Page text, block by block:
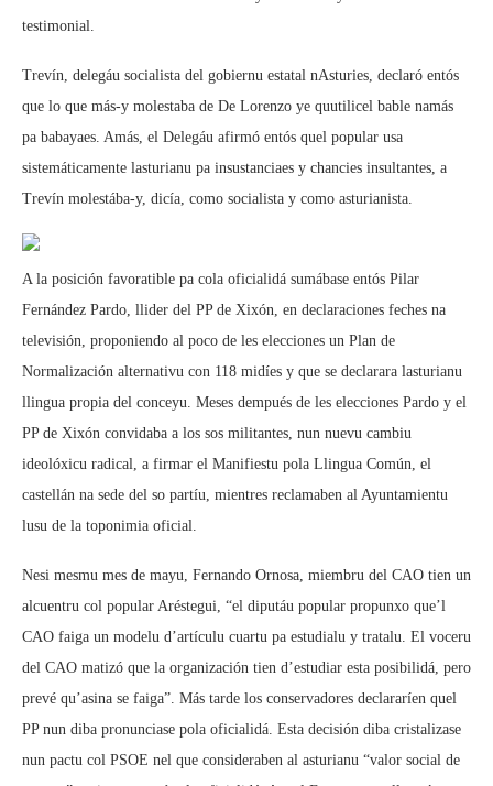
testimonial.
Trevín, delegáu socialista del gobiernu estatal nAsturies, declaró entós
que lo que más-y molestaba de De Lorenzo ye quutilicel bable namás
pa babayaes. Amás, el Delegáu afirmó entós quel popular usa
sistemáticamente lasturianu pa insustanciaes y chancies insultantes, a
Trevín molestába-y, dicía, como socialista y como asturianista.
A la posición favoratible pa cola oficialidá sumábase entós Pilar
Fernández Pardo, llider del PP de Xixón, en declaraciones feches na
televisión, proponiendo al poco de les elecciones un Plan de
Normalización alternativu con 118 midíes y que se declarara lasturianu
llingua propia del conceyu. Meses dempués de les elecciones Pardo y el
PP de Xixón convidaba a los sos militantes, nun nuevu cambiu
ideolóxicu radical, a firmar el Manifiestu pola Llingua Común, el
castellán na sede del so partíu, mientres reclamaben al Ayuntamientu
lusu de la toponimia oficial.
Nesi mesmu mes de mayu, Fernando Ornosa, miembru del CAO tien un
alcuentru col popular Aréstegui, “el diputáu popular propunxo que’l
CAO faiga un modelu d’artículu cuartu pa estudialu y tratalu. El voceru
del CAO matizó que la organización tien d’estudiar esta posibilidá, pero
prevé qu’asina se faiga”. Más tarde los conservadores declararíen quel
PP nun diba pronunciase pola oficialidá. Esta decisión diba cristalizase
nun pactu col PSOE nel que consideraben al asturianu “valor social de